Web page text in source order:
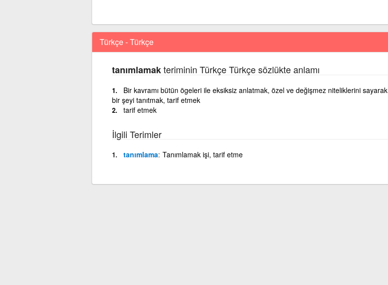
Türkçe - Türkçe
tanımlamakteriminin Türkçe Türkçe sözlükte anlamı
Bir kavramı bütün ögeleri ile eksiksiz anlatmak, özel ve değişmez niteliklerini sayarak
bir şeyi tanıtmak, tarif etmek
tarif etmek
İlgili Terimler
tanımlama Tanımlamak işi, tarif etme